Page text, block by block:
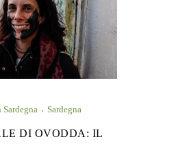
Sardegna
DI OVODDA: IL